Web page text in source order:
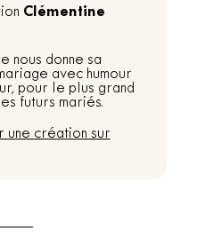
Clémentine
nous donne sa
avec humour
pour le plus grand
futurs mariés.
une création sur